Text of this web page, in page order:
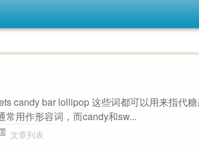
candy bar lollipop 这些词都可以用来指代
用作形容词，而candy和sw...
文章列表